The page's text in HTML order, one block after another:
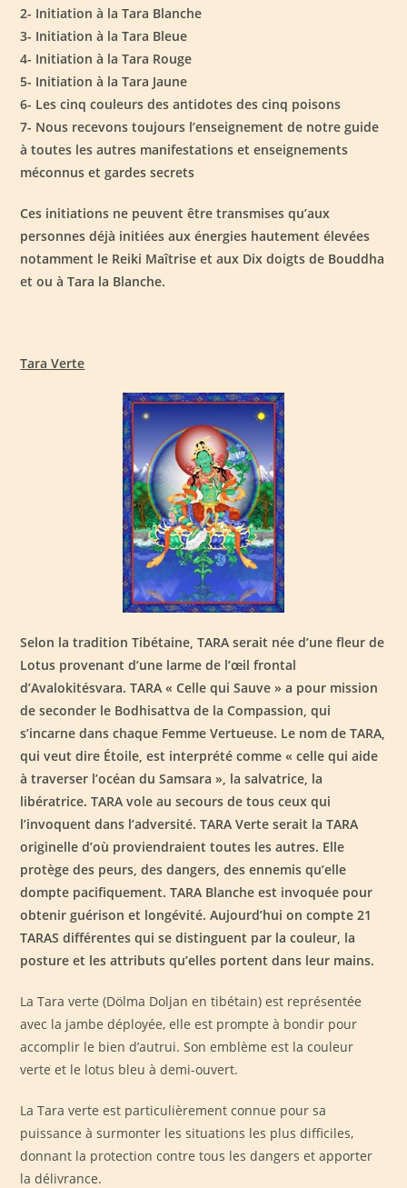
2- Initiation à la Tara Blanche
3- Initiation à la Tara Bleue
4- Initiation à la Tara Rouge
5- Initiation à la Tara Jaune
6- Les cinq couleurs des antidotes des cinq poisons
7- Nous recevons toujours l’enseignement de notre guide
à toutes les autres manifestations et enseignements
méconnus et gardes secrets
Ces initiations ne peuvent être transmises qu’aux
personnes déjà initiées aux énergies hautement élevées
notamment le Reiki Maîtrise et aux Dix doigts de Bouddha
et ou à Tara la Blanche.
Tara Verte
Selon la tradition Tibétaine, TARA serait née d’une fleur de
Lotus provenant d’une larme de l’œil frontal
d’Avalokitésvara. TARA « Celle qui Sauve » a pour mission
de seconder le Bodhisattva de la Compassion, qui
s’incarne dans chaque Femme Vertueuse. Le nom de TARA,
qui veut dire Étoile, est interprété comme « celle qui aide
à traverser l’océan du Samsara », la salvatrice, la
libératrice. TARA vole au secours de tous ceux qui
l’invoquent dans l’adversité. TARA Verte serait la TARA
originelle d’où proviendraient toutes les autres. Elle
protège des peurs, des dangers, des ennemis qu’elle
dompte pacifiquement. TARA Blanche est invoquée pour
obtenir guérison et longévité. Aujourd’hui on compte 21
TARAS différentes qui se distinguent par la couleur, la
posture et les attributs qu’elles portent dans leur mains.
La Tara verte (Dölma Doljan en tibétain) est représentée
avec la jambe déployée, elle est prompte à bondir pour
accomplir le bien d’autrui. Son emblème est la couleur
verte et le lotus bleu à demi-ouvert.
La Tara verte est particulièrement connue pour sa
puissance à surmonter les situations les plus difficiles,
donnant la protection contre tous les dangers et apporter
la délivrance.